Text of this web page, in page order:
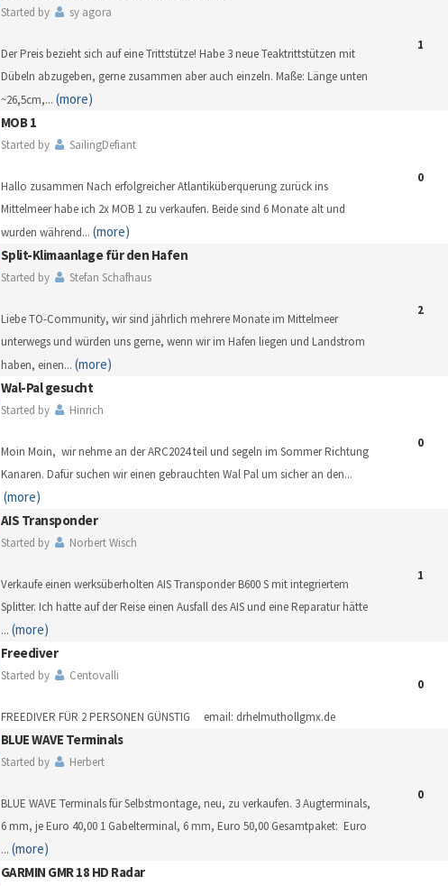
Started by sy agora
Der Preis bezieht sich auf eine Trittstütze! Habe 3 neue Teaktrittstützen mit
Dübeln abzugeben, gerne zusammen aber auch einzeln. Maße: Länge unten
~26,5cm,... (more)
1
MOB 1
Started by SailingDefiant
Hallo zusammen Nach erfolgreicher Atlantiküberquerung zurück ins
Mittelmeer habe ich 2x MOB 1 zu verkaufen. Beide sind 6 Monate alt und
wurden während... (more)
0
Split-Klimaanlage für den Hafen
Started by Stefan Schafhaus
Liebe TO-Community, wir sind jährlich mehrere Monate im Mittelmeer
unterwegs und würden uns gerne, wenn wir im Hafen liegen und Landstrom
haben, einen... (more)
2
Wal-Pal gesucht
Started by Hinrich
Moin Moin, wir nehme an der ARC2024 teil und segeln im Sommer Richtung
Kanaren. Dafür suchen wir einen gebrauchten Wal Pal um sicher an den...
(more)
0
AIS Transponder
Started by Norbert Wisch
Verkaufe einen werksüberholten AIS Transponder B600 S mit integriertem
Splitter. Ich hatte auf der Reise einen Ausfall des AIS und eine Reparatur hätte
... (more)
1
Freediver
Started by Centovalli
FREEDIVER FÜR 2 PERSONEN GÜNSTIG email: drhelmuthollgmx.de
0
BLUE WAVE Terminals
Started by Herbert
BLUE WAVE Terminals für Selbstmontage, neu, zu verkaufen. 3 Augterminals,
6 mm, je Euro 40,00 1 Gabelterminal, 6 mm, Euro 50,00 Gesamtpaket: Euro
... (more)
0
GARMIN GMR 18 HD Radar